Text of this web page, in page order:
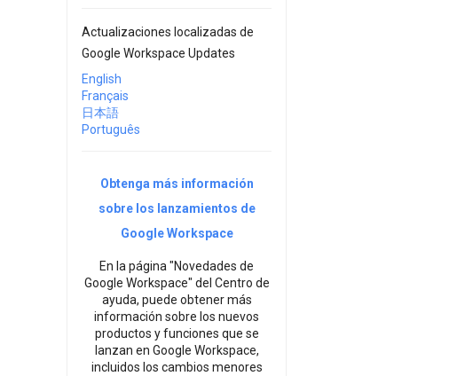
Actualizaciones localizadas de
Google Workspace Updates
English
Français
日本語
Português
Obtenga más información
sobre los lanzamientos de
Google Workspace
En la página "Novedades de
Google Workspace" del Centro de
ayuda, puede obtener más
información sobre los nuevos
productos y funciones que se
lanzan en Google Workspace,
incluidos los cambios menores